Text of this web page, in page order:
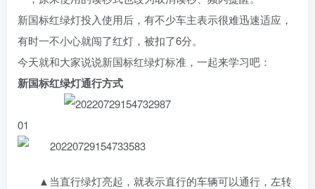
新国标红绿灯投入使用后，有不少车主表示很难迅速适应，
有时一不小心就闯了红灯，被扣了6分。
今天就和大家说说新国标红绿灯标准，一起来学习吧：
新国标红绿灯通行方式
01
▲当直行绿灯亮起，就表示直行的车辆可以通行，左转
登录
没有账号？立即注册
记住登录